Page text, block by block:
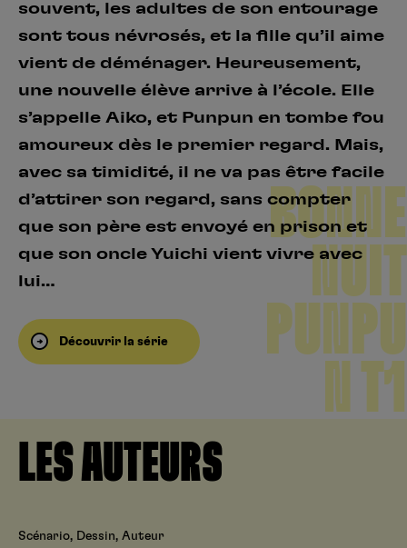
souvent, les adultes de son entourage
sont tous névrosés, et la fille qu’il aime
vient de déménager. Heureusement,
une nouvelle élève arrive à l’école. Elle
s’appelle Aiko, et Punpun en tombe fou
amoureux dès le premier regard. Mais,
avec sa timidité, il ne va pas être facile
d’attirer son regard, sans compter
que son père est envoyé en prison et
que son oncle Yuichi vient vivre avec
lui…
Découvrir la série
BONNE
NUIT
PUNPU
N T1
LES AUTEURS
Scénario, Dessin, Auteur